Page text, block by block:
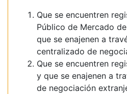
Que se encuentren
Público de Mercado
que se enajenen a
centralizado de
Que se encuentren
y que se enajenen a
de negociación